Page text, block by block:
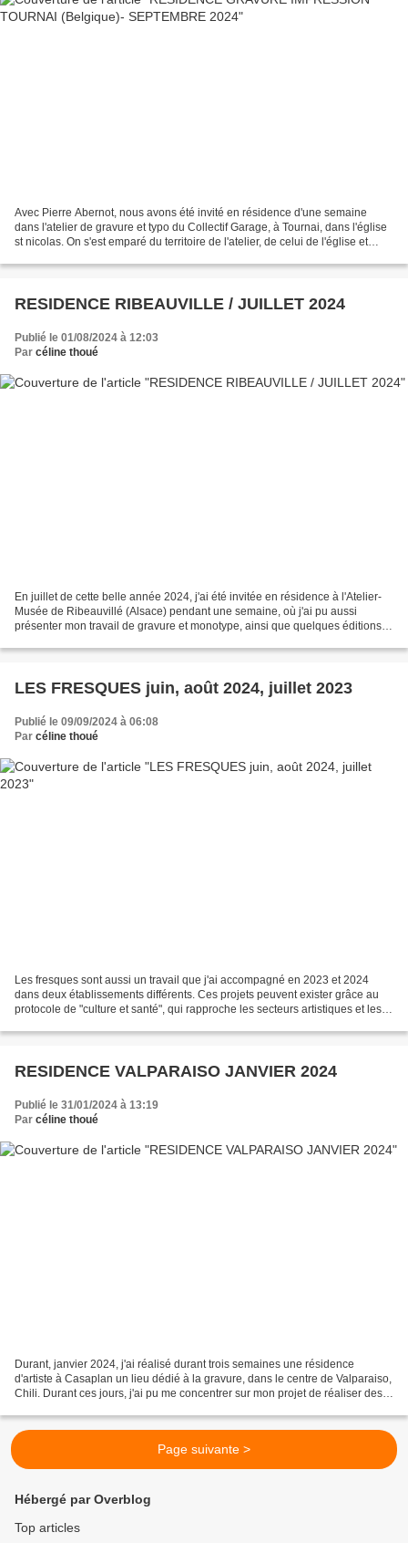
Avec Pierre Abernot, nous avons été invité en résidence d'une semaine
dans l'atelier de gravure et typo du Collectif Garage, à Tournai, dans l'église
st nicolas. On s'est emparé du territoire de l'atelier, de celui de l'église et
RESIDENCE RIBEAUVILLE / JUILLET 2024
Publié le 01/08/2024 à 12:03
Par céline thoué
En juillet de cette belle année 2024, j'ai été invitée en résidence à l'Atelier-
Musée de Ribeauvillé (Alsace) pendant une semaine, où j'ai pu aussi
présenter mon travail de gravure et monotype, ainsi que quelques éditions.
LES FRESQUES juin, août 2024, juillet 2023
Publié le 09/09/2024 à 06:08
Par céline thoué
Les fresques sont aussi un travail que j'ai accompagné en 2023 et 2024
dans deux établissements différents. Ces projets peuvent exister grâce au
protocole de "culture et santé", qui rapproche les secteurs artistiques et les
RESIDENCE VALPARAISO JANVIER 2024
Publié le 31/01/2024 à 13:19
Par céline thoué
Durant, janvier 2024, j'ai réalisé durant trois semaines une résidence
d'artiste à Casaplan un lieu dédié à la gravure, dans le centre de Valparaiso,
Chili. Durant ces jours, j'ai pu me concentrer sur mon projet de réaliser des
Page suivante >
Hébergé par Overblog
Top articles